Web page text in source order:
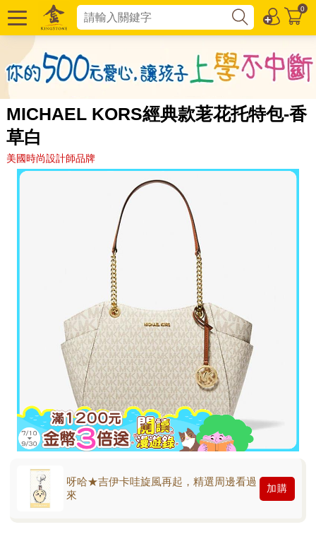
0
MICHAEL KORS經典款荖花托特包-香
草白
美國時尚設計師品牌
呀哈★吉伊卡哇旋風再起，精選周邊看過
來
加購